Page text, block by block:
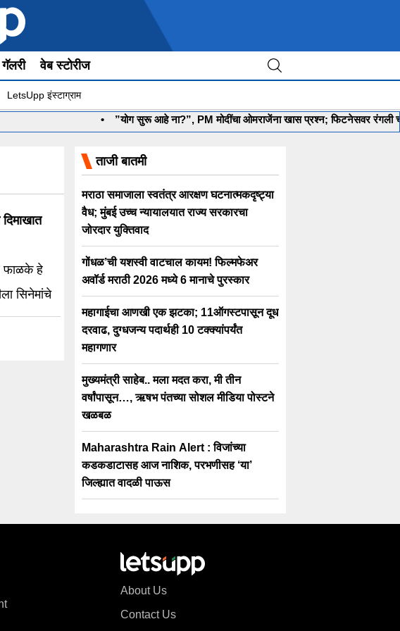
गॅलरी वेब स्टोरीज
LetsUpp इंस्टाग्राम
”योग सुरू आहे ना?”, PM मोदींचा ओमराजेंना खास प्रश्न; फिटनेसवर रंगली चर्चा
फाळके हे
सिनेमांचे
ताजी बातमी
मराठा समाजाला स्वतंत्र आरक्षण घटनात्मकदृष्ट्या
वैध; मुंबई उच्च न्यायालयात राज्य सरकारचा
जोरदार युक्तिवाद
गोंधळ’ची यशस्वी वाटचाल कायम! फिल्मफेअर
अवॉर्ड मराठी 2026 मध्ये 6 मानाचे पुरस्कार
महागाईचा आणखी एक झटका; 11ऑगस्टपासून दूध
दरवाढ, दुग्धजन्य पदार्थही 10 टक्क्यांपर्यंत
महागणार
मुख्यमंत्री साहेब.. मला मदत करा, मी तीन
वर्षांपासून…, ऋषभ पंतच्या सोशल मीडिया पोस्टने
खळबळ
Maharashtra Rain Alert : विजांच्या
कडकडाटासह आज नाशिक, परभणीसह ‘या’
जिल्ह्यात वादळी पाऊस
About Us
Contact Us